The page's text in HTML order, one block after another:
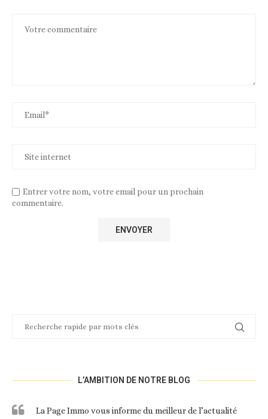
Entrer votre nom, votre email pour un prochain
commentaire.
L’AMBITION DE NOTRE BLOG
La Page Immo vous informe du meilleur de l’actualité